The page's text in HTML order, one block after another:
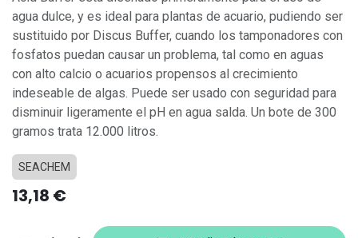
agua dulce, y es ideal para plantas de acuario, pudiendo ser
sustituido por Discus Buffer, cuando los tamponadores con
fosfatos puedan causar un problema, tal como en aguas
con alto calcio o acuarios propensos al crecimiento
indeseable de algas. Puede ser usado con seguridad para
disminuir ligeramente el pH en agua salda. Un bote de 300
gramos trata 12.000 litros.
SEACHEM
13,18 €